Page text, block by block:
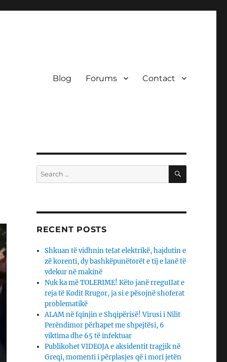
Blog Forums Contact
Search
for:
SEARCH
RECENT POSTS
Shkuan të vidhnin teIat elektrikë, hajdutin e
zë korenti, dy bashkëpunëtorët e tij e lanë të
vdekur në makinë
Nuk ka më TOLERIME! Këto janë rreguIIat e
reja të Kodit Rrugor, ja si e pësojnë shoferat
problematikë
ALAM në fqinjin e Shqipërisë! Virusi i Nilit
Perëndimor përhapet me shpejtësi, 6
viktìma dhe 65 të infektuar
Publikohet VIDEOJA e aksidentit tragjik në
Greqi, momenti i përplasjes që i mori jetën